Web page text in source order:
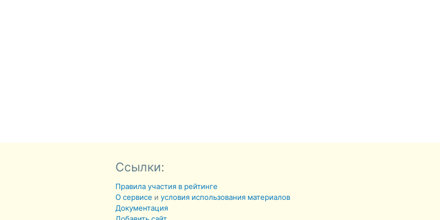
Ссылки:
Правила участия в рейтинге
О сервисе иусловия использования материалов
Документация